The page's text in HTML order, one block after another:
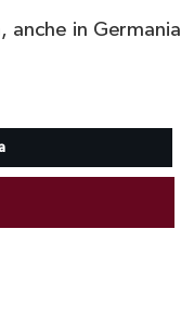
anche in Germania